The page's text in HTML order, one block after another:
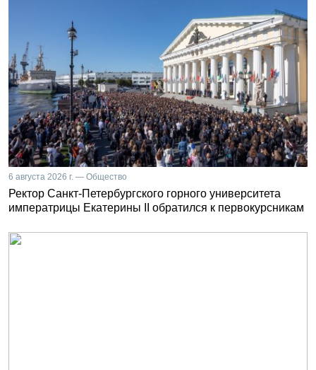
6 августа 2026 г. — Общество
Ректор Санкт-Петербургского горного университета
императрицы Екатерины II обратился к первокурсникам